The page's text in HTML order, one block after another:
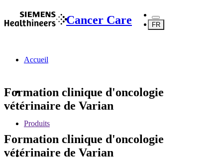
Cancer Care FR
Accueil
Produits
Formation clinique d'oncologie
vétérinaire de Varian
Formation clinique d'oncologie
vétérinaire de Varian